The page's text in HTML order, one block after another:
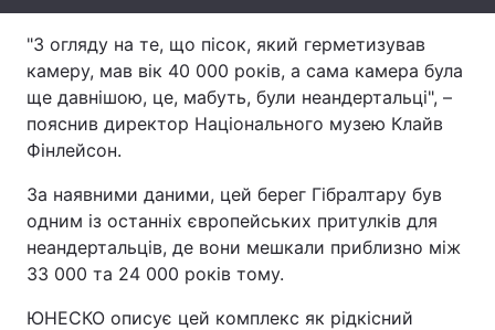
Тема оформлення
"З огляду на те, що пісок, який герметизував
камеру, мав вік 40 000 років, а сама камера була
ще давнішою, це, мабуть, були неандертальці", –
пояснив директор Національного музею Клайв
Фінлейсон.
За наявними даними, цей берег Гібралтару був
одним із останніх європейських притулків для
неандертальців, де вони мешкали приблизно між
33 000 та 24 000 років тому.
ЮНЕСКО описує цей комплекс як рідкісний